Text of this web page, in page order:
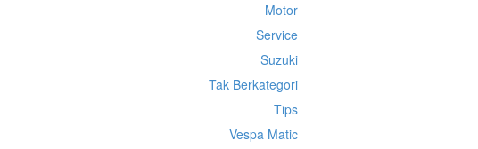
Motor
Service
Suzuki
Tak Berkategori
Tips
Vespa Matic